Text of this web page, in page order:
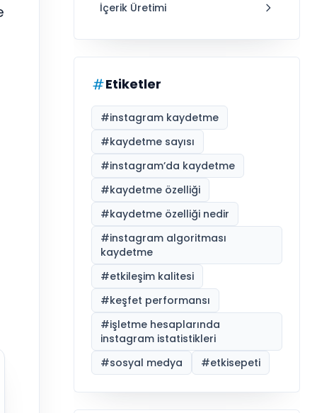
İçerik Üretimi
Etiketler
#instagram kaydetme
#kaydetme sayısı
#instagram’da kaydetme
#kaydetme özelliği
#kaydetme özelliği nedir
#instagram algoritması
kaydetme
#etkileşim kalitesi
#keşfet performansı
#işletme hesaplarında
instagram istatistikleri
#sosyal medya #etkisepeti